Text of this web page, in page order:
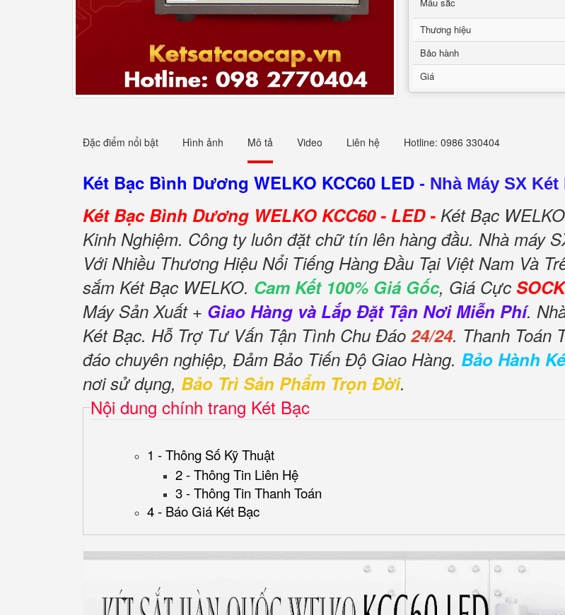
Thương hiệu
Bảo hành
Giá
Đặc điểm nổi bật Hình ảnh Mô tả Video Liên hệ Hotline: 0986 330404
Két Bạc Bình Dương WELKO KCC60 LED - Nhà Máy SX
Két Bạc Bình Dương WELKO KCC60 - LED - Két Bạc
Kinh Nghiệm. Công ty luôn đặt chữ tín lên hàng đầu. Nhà máy
Với Nhiều Thương Hiệu Nổi Tiếng Hàng Đầu Tại Việt Nam Và
sắm Két Bạc WELKO. Cam Kết 100% Giá Gốc, Giá Cực SOCK
Máy Sản Xuất + Giao Hàng và Lắp Đặt Tận Nơi Miễn Phí.
Két Bạc. Hỗ Trợ Tư Vấn Tận Tình Chu Đáo 24/24. Thanh Toán
đáo chuyên nghiệp, Đảm Bảo Tiến Độ Giao Hàng. Bảo Hành
nơi sử dụng, Bảo Trì Sản Phẩm Trọn Đời.
Nội dung chính trang Két Bạc
1 - Thông Số Kỹ Thuật
2 - Thông Tin Liên Hệ
3 - Thông Tin Thanh Toán
4 - Báo Giá Két Bạc